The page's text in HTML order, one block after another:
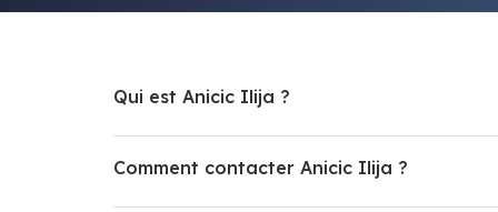
Qui est Anicic Ilija ?
Comment contacter Anicic Ilija ?